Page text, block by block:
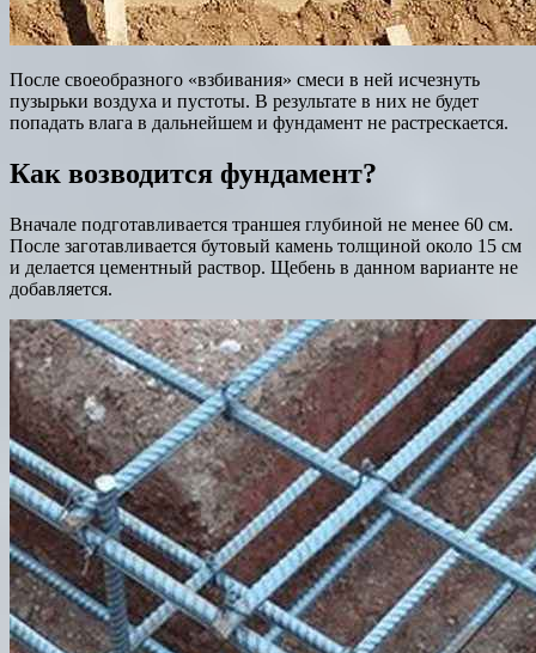
После своеобразного «взбивания» смеси в ней исчезнуть
пузырьки воздуха и пустоты. В результате в них не будет
попадать влага в дальнейшем и фундамент не растрескается.
Как возводится фундамент?
Вначале подготавливается траншея глубиной не менее 60 см.
После заготавливается бутовый камень толщиной около 15 см
и делается цементный раствор. Щебень в данном варианте не
добавляется.